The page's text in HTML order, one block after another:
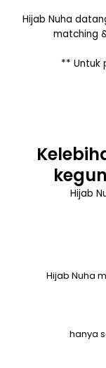
Hijab Nuha
matching
** Untuk
Hijab
Hijab Nuha
hanya